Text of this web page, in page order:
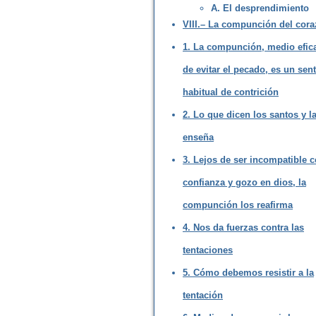
A. El desprendimiento
VIII.– La compunción del
1. La compunción, medio
de evitar el pecado, es un
habitual de contrición
2. Lo que dicen los santos y
enseña
3. Lejos de ser incompatible
confianza y gozo en dios, la
compunción los reafirma
4. Nos da fuerzas contra las
tentaciones
5. Cómo debemos resistir a la
tentación